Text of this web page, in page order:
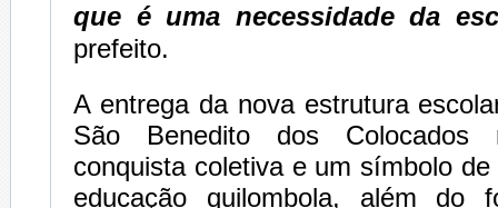
que é uma necessidade da
prefeito.
A entrega da nova estrutura
São Benedito dos Colocados
conquista coletiva e um símbolo
educação quilombola, além do